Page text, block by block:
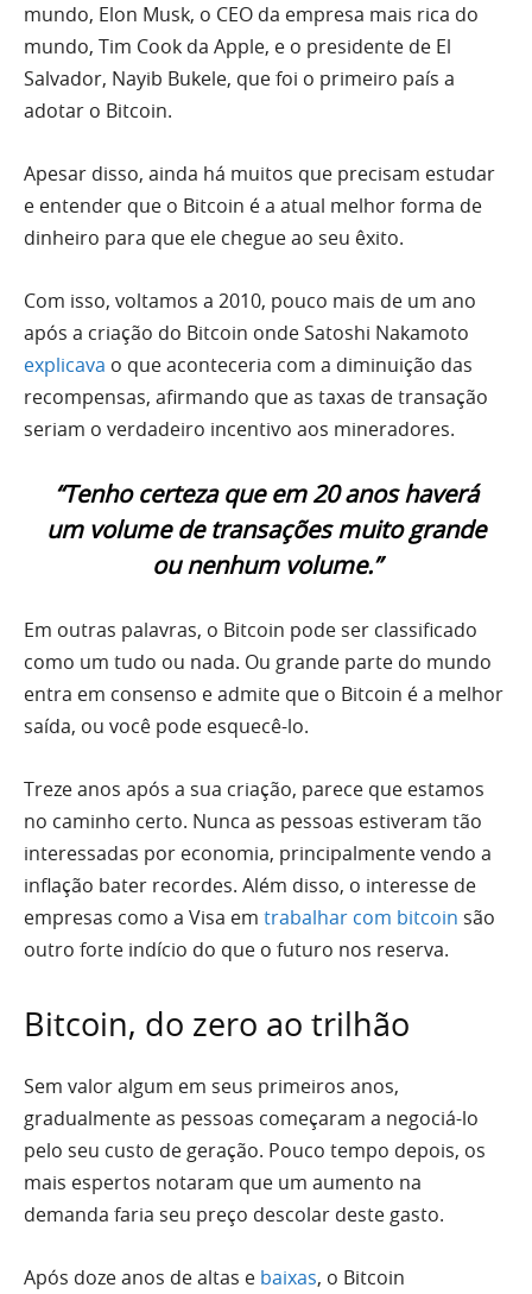
mundo, Elon Musk, o CEO da empresa mais rica do
mundo, Tim Cook da Apple, e o presidente de El
Salvador, Nayib Bukele, que foi o primeiro país a
adotar o Bitcoin.
Apesar disso, ainda há muitos que precisam estudar
e entender que o Bitcoin é a atual melhor forma de
dinheiro para que ele chegue ao seu êxito.
Com isso, voltamos a 2010, pouco mais de um ano
após a criação do Bitcoin onde Satoshi Nakamoto
explicava o que aconteceria com a diminuição das
recompensas, afirmando que as taxas de transação
seriam o verdadeiro incentivo aos mineradores.
“Tenho certeza que em 20 anos haverá
um volume de transações muito grande
ou nenhum volume.”
Em outras palavras, o Bitcoin pode ser classificado
como um tudo ou nada. Ou grande parte do mundo
entra em consenso e admite que o Bitcoin é a melhor
saída, ou você pode esquecê-lo.
Treze anos após a sua criação, parece que estamos
no caminho certo. Nunca as pessoas estiveram tão
interessadas por economia, principalmente vendo a
inflação bater recordes. Além disso, o interesse de
empresas como a Visa em trabalhar com bitcoin são
outro forte indício do que o futuro nos reserva.
Bitcoin, do zero ao trilhão
Sem valor algum em seus primeiros anos,
gradualmente as pessoas começaram a negociá-lo
pelo seu custo de geração. Pouco tempo depois, os
mais espertos notaram que um aumento na
demanda faria seu preço descolar deste gasto.
Após doze anos de altas e baixas, o Bitcoin